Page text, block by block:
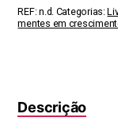
to
REF:n.d. Categorias:
mentes em
Descrição